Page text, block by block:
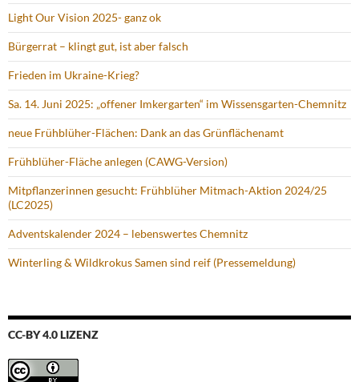
Light Our Vision 2025- ganz ok
Bürgerrat – klingt gut, ist aber falsch
Frieden im Ukraine-Krieg?
Sa. 14. Juni 2025: „offener Imkergarten“ im Wissensgarten-Chemnitz
neue Frühblüher-Flächen: Dank an das Grünflächenamt
Frühblüher-Fläche anlegen (CAWG-Version)
Mitpflanzerinnen gesucht: Frühblüher Mitmach-Aktion 2024/25
(LC2025)
Adventskalender 2024 – lebenswertes Chemnitz
Winterling & Wildkrokus Samen sind reif (Pressemeldung)
CC-BY 4.0 LIZENZ